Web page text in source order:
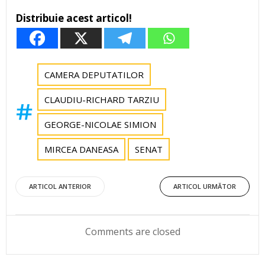
Distribuie acest articol!
CAMERA DEPUTATILOR
CLAUDIU-RICHARD TARZIU
GEORGE-NICOLAE SIMION
MIRCEA DANEASA SENAT
Post
navigation
ARTICOL ANTERIOR
Post
navigation
ARTICOL URMĂTOR
Comments are closed